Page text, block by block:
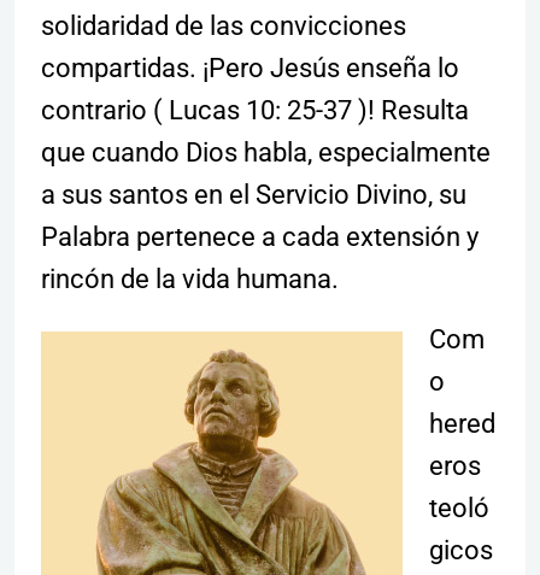
solidaridad de las convicciones
compartidas. ¡Pero Jesús enseña lo
contrario ( Lucas 10: 25-37 )! Resulta
que cuando Dios habla, especialmente
a sus santos en el Servicio Divino, su
Palabra pertenece a cada extensión y
rincón de la vida humana.
Com
o
hered
eros
teoló
gicos